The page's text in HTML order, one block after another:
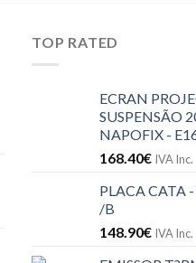
TOP RATED
ECRAN
SUSPENSÃO
NAPOFIX -
168.40€ IVA Inc.
PLACA CATA
/B
148.90€ IVA Inc.